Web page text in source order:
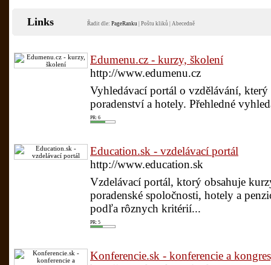
Links Řadit dle: PageRanku Poštu kliků Abecedně
Edumenu.cz - kurzy, školení
http://www.edumenu.cz
Vyhledávací portál o vzdělávání,
poradenství a hotely. Přehledné
PR: 6
Education.sk - vzdelávací portál
http://www.education.sk
Vzdelávací portál, ktorý obsahuje
poradenské spoločnosti, hotely a
podľa rôznych kritérií...
PR: 5
Konferencie.sk - konferencie a